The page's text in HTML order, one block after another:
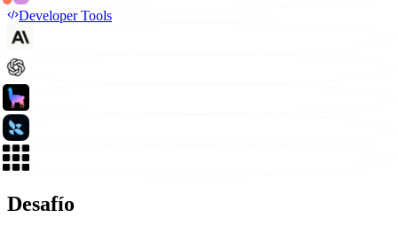
Developer Tools
Desafío